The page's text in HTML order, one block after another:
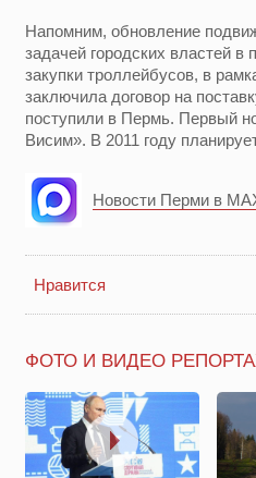
Напомним, обновление
задачей городских властей
закупки троллейбусов, в
заключила договор на
поступили в Пермь. Первый
Висим». В 2011 году
Новости Перми в
Нравится
ФОТО И ВИДЕО